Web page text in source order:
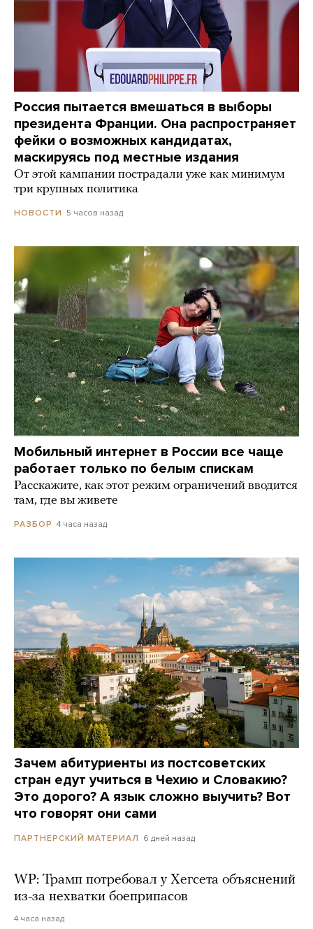
Россия пытается вмешаться в выборы
президента Франции. Она распространяет
фейки о возможных кандидатах,
маскируясь под местные издания
От этой кампании пострадали уже как минимум
три крупных политика
НОВОСТИ 5 часов назад
Мобильный интернет в России все чаще
работает только по белым спискам
Расскажите, как этот режим ограничений вводится
там, где вы живете
РАЗБОР 4 часа назад
Зачем абитуриенты из постсоветских
стран едут учиться в Чехию и Словакию?
Это дорого? А язык сложно выучить? Вот
что говорят они сами
ПАРТНЕРСКИЙ МАТЕРИАЛ 6 дней назад
WP: Трамп потребовал у Хегсета объяснений
из-за нехватки боеприпасов
4 часа назад